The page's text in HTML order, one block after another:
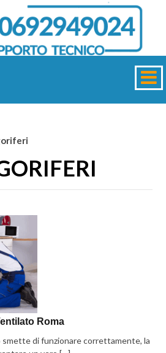
Roma
di funzionare correttamente, la